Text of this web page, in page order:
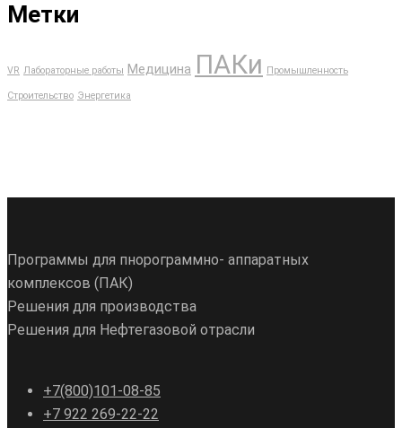
Метки
VR Лабораторные работы Медицина ПАКи Промышленность
Строительство Энергетика
Программы для пнорограммно- аппаратных
комплексов (ПАК)
Решения для производства
Решения для Нефтегазовой отрасли
+7(800)101-08-85
+7 922 269-22-22